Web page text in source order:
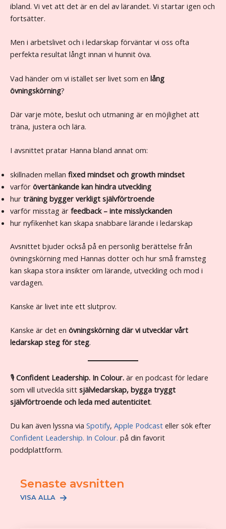
ibland. Vi vet att det är en del av lärandet. Vi startar igen och
fortsätter.
Men i arbetslivet och i ledarskap förväntar vi oss ofta
perfekta resultat långt innan vi hunnit öva.
Vad händer om vi istället ser livet som en lång
övningskörning?
Där varje möte, beslut och utmaning är en möjlighet att
träna, justera och lära.
I avsnittet pratar Hanna bland annat om:
skillnaden mellan fixed mindset och growth mindset
varför över­tänkande kan hindra utveckling
hur träning bygger verkligt självförtroende
varför misstag är feedback – inte misslyckanden
hur nyfikenhet kan skapa snabbare lärande i ledarskap
Avsnittet bjuder också på en personlig berättelse från
övningskörning med Hannas dotter och hur små framsteg
kan skapa stora insikter om lärande, utveckling och mod i
vardagen.
Kanske är livet inte ett slutprov.
Kanske är det en övningskörning där vi utvecklar vårt
ledarskap steg för steg.
🎙 Confident Leadership. In Colour. är en podcast för ledare
som vill utveckla sitt självledarskap, bygga tryggt
självförtroende och leda med autenticitet.
Du kan även lyssna via Spotify, Apple Podcast eller sök efter
Confident Leadership. In Colour. på din favorit
poddplattform.
Senaste avsnitten
VISA ALLA